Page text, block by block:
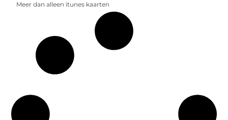
Meer dan alleen itunes kaarten